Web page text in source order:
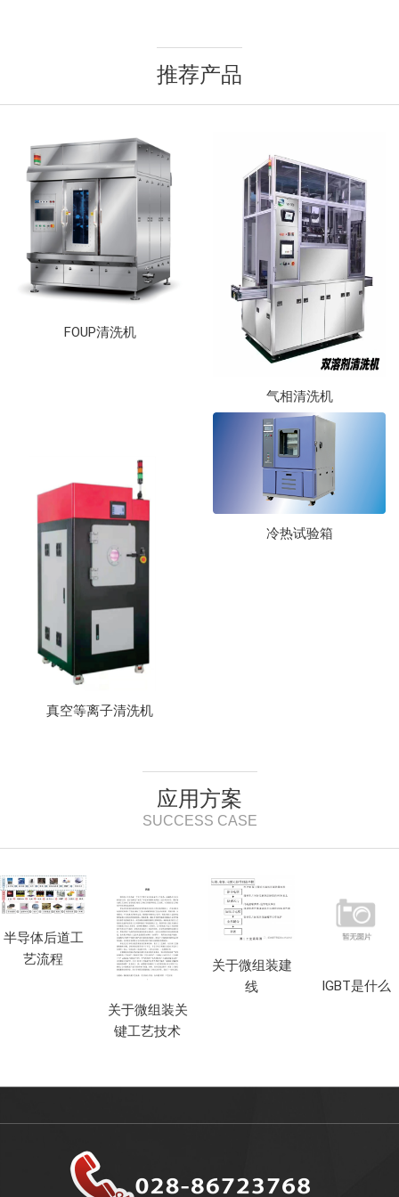
推荐产品
FOUP清洗机
气相清洗机
真空等离子清洗机
冷热试验箱
应用方案
SUCCESS CASE
半导体后道工
艺流程
关于微组装关
键工艺技术
关于微组装建
线
IGBT是什么